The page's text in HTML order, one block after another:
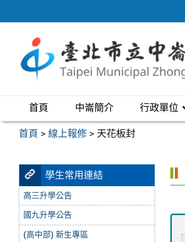
至
區
首頁 中崙簡介 行政單位
首頁 >線上報修 > 天花板封
學生常用連結
高三升學公告
國九升學公告
(高中部) 新生專區